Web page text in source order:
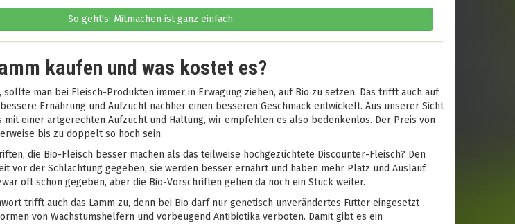
So geht's: Mitmachen ist ganz einfach
kaufen und was kostet es?
man bei Fleisch-Produkten immer in Erwägung ziehen, auf Bio zu setzen. Das trifft auch auf
Ernährung und Aufzucht nachher einen besseren Geschmack entwickelt. Aus unserer Sicht
mit einer artgerechten Aufzucht und Haltung, wir empfehlen es also bedenkenlos. Der Preis von
bis zu doppelt so hoch sein.
die Bio-Fleisch besser machen als das teilweise hochgezüchtete Discounter-Fleisch? Den
vor der Schlachtung gegeben, sie werden besser ernährt und haben mehr Platz und Auslauf.
oft schon gegeben, aber die Bio-Vorschriften gehen da noch ein Stück weiter.
trifft auch das Lamm zu, denn bei Bio darf nur genetisch unverändertes Futter eingesetzt
von Wachstumshelfern und vorbeugend Antibiotika verboten. Damit gibt es ein